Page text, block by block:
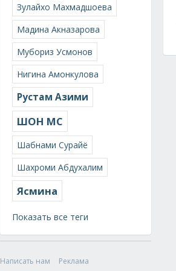
Зулайхо Махмадшоева
Мадина Акназарова
Мубориз Усмонов
Нигина Амонкулова
Рустам Азими
ШОН МС
Шабнами Сурайё
Шахроми Абдухалим
Ясмина
Показать все теги
Написать нам
Реклама